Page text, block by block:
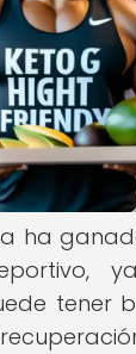
ha
tener